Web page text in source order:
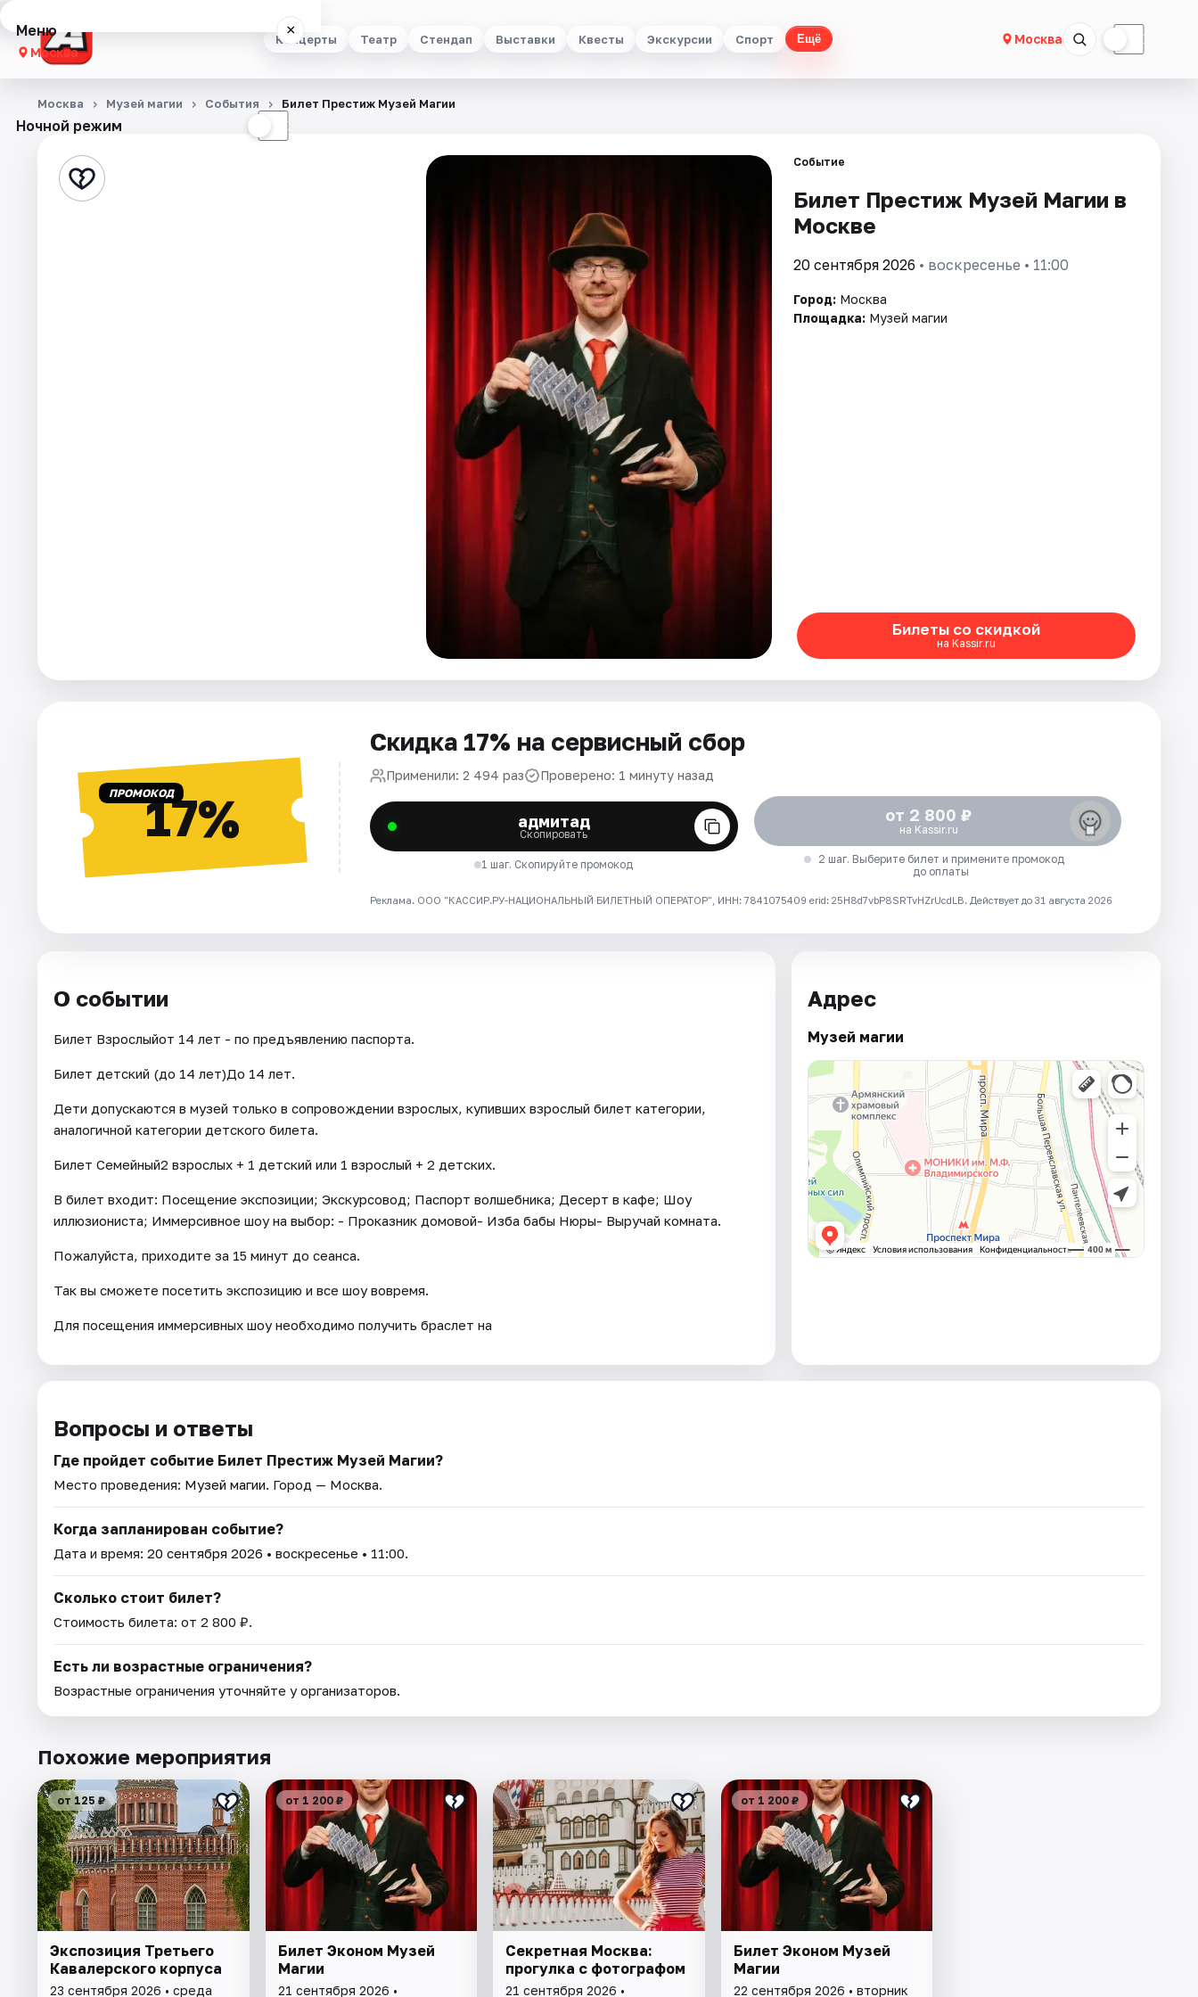
Концерты Театр Стендап Выставки Квесты Экскурсии Спорт Ещё Москва ☾
Меню ×
Москва
Концерты
Стендап
Ночной режим ☾
Москва Музей магии События Билет Престиж Музей Магии
Событие
Билет Престиж Музей Магии в
Москве
20 сентября 2026 • воскресенье • 11:00
Город: Москва
Площадка: Музей магии
Билеты со скидкой
на Kassir.ru
ПРОМОКОД17%
Скидка 17% на сервисный сбор
Применили: 2 494 раз Проверено: 1 минуту назад
адмитад
Скопировать
1 шаг. Скопируйте промокод
от 2 800 ₽
на Kassir.ru
2 шаг. Выберите билет и примените промокод
до оплаты
Реклама. ООО "КАССИР.РУ-НАЦИОНАЛЬНЫЙ БИЛЕТНЫЙ ОПЕРАТОР", ИНН: 7841075409 erid: 25H8d7vbP8SRTvHZrUcdLB. Действует до 31 августа 2026
О событии
Билет Взрослыйот 14 лет - по предъявлению паспорта.
Билет детский (до 14 лет)До 14 лет.
Дети допускаются в музей только в сопровождении взрослых, купивших взрослый билет категории,
аналогичной категории детского билета.
Билет Семейный2 взрослых + 1 детский или 1 взрослый + 2 детских.
В билет входит: Посещение экспозиции; Экскурсовод; Паспорт волшебника; Десерт в кафе; Шоу
иллюзиониста; Иммерсивное шоу на выбор: - Проказник домовой- Изба бабы Нюры- Выручай комната.
Пожалуйста, приходите за 15 минут до сеанса.
Так вы сможете посетить экспозицию и все шоу вовремя.
Для посещения иммерсивных шоу необходимо получить браслет на
Адрес
Музей магии
Вопросы и ответы
Где пройдет событие Билет Престиж Музей Магии?
Место проведения: Музей магии. Город — Москва.
Когда запланирован событие?
Дата и время: 20 сентября 2026 • воскресенье • 11:00.
Сколько стоит билет?
Стоимость билета: от 2 800 ₽.
Есть ли возрастные ограничения?
Возрастные ограничения уточняйте у организаторов.
Похожие мероприятия
от 125 ₽
Экспозиция Третьего
Кавалерского корпуса
23 сентября 2026 • среда
от 1 200 ₽
Билет Эконом Музей
Магии
21 сентября 2026 •
Секретная Москва:
прогулка с фотографом
21 сентября 2026 •
от 1 200 ₽
Билет Эконом Музей
Магии
22 сентября 2026 • вторник